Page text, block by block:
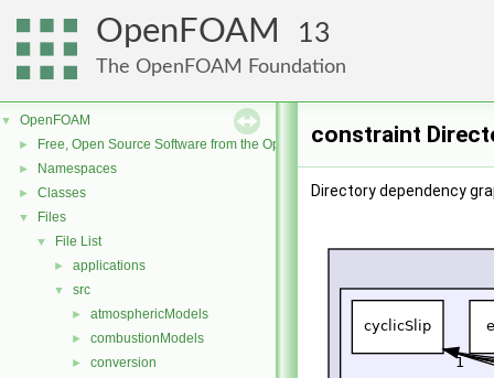
OpenFOAM 13
The OpenFOAM Foundation
▼ OpenFOAM
► Free, Open Source Software from the OpenFOAM Foundation
► Namespaces
► Classes
▼ Files
▼ File List
► applications
▼ src
► atmosphericModels
► combustionModels
► conversion
constraint
Directory dependency